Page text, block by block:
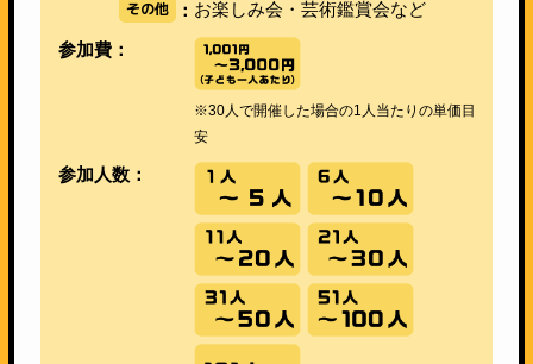
その他 ： お楽しみ会・芸術鑑賞会など
参加費：
※30人で開催した場合の1人当たりの単価目
安
参加人数：